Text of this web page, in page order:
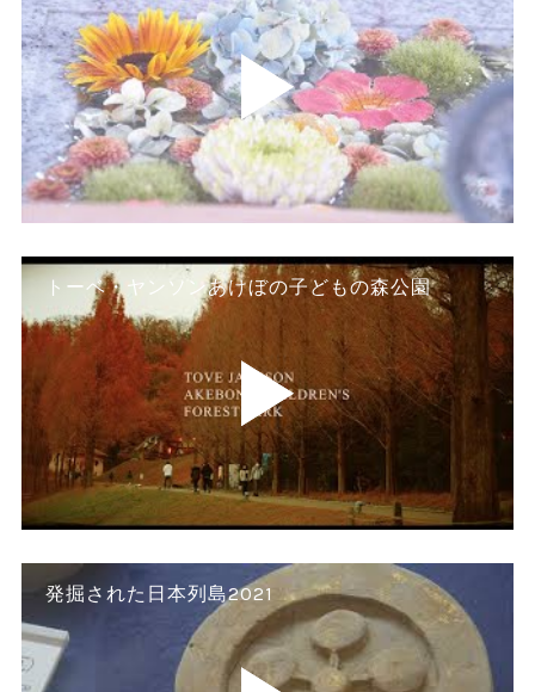
トーベ・ヤンソンあけぼの子どもの森公園
発掘された日本列島2021